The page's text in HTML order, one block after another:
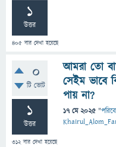
1
উত্তর
405 বার দেখা হয়েছে
0
টি ভোট
1
উত্তর
312বার দেখা হয়েছে
আমরা তো
সেইম ভাবে
পায় না?
17 মে 2025 "